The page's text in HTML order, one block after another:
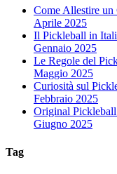
Come Allestire un
Aprile 2025
Il Pickleball in
Gennaio 2025
Le Regole del
Maggio 2025
Curiosità sul
Febbraio 2025
Original
Giugno 2025
Tag